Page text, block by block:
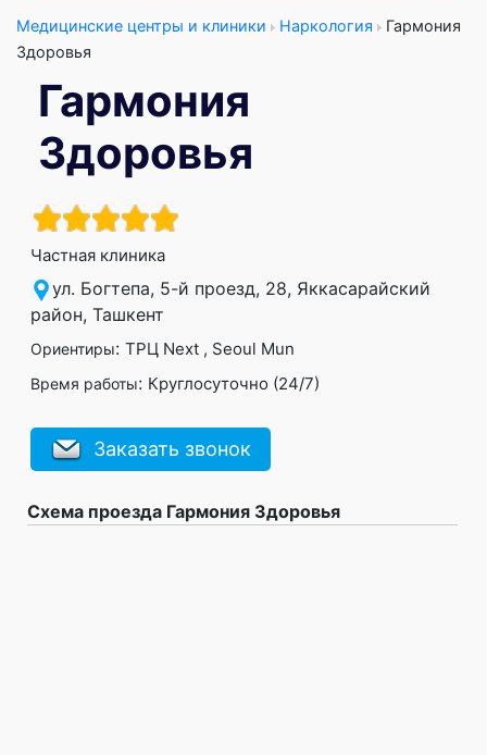
Медицинские центры и клиники Наркология
Гармония
Здоровья
Гармония
Здоровья
Частная клиника
ул. Богтепа, 5-й проезд, 28, Яккасарайский
район, Ташкент
Ориентиры: ТРЦ Next , Seoul Mun
Время работы: Круглосуточно (24/7)
Заказать звонок
Схема проезда Гармония Здоровья